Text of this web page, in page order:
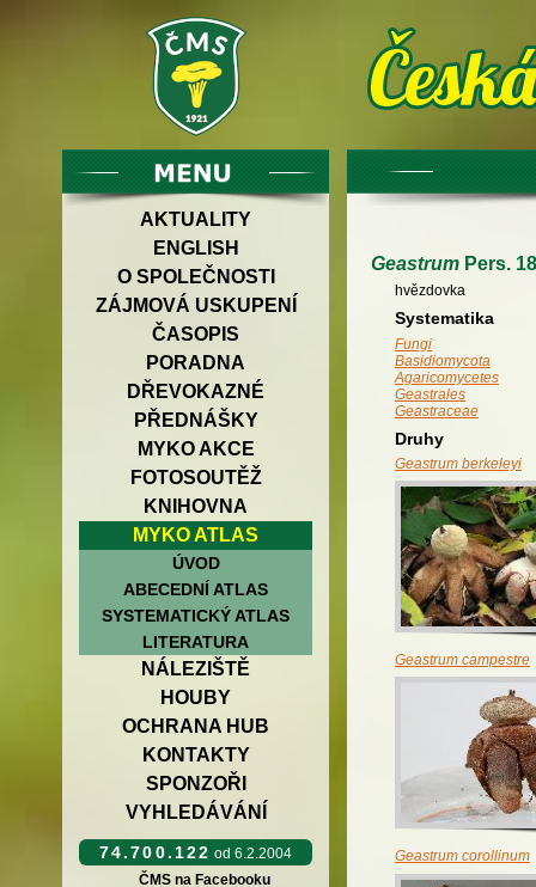
AKTUALITY
ENGLISH
O SPOLEČNOSTI
ZÁJMOVÁ USKUPENÍ
ČASOPIS
PORADNA
DŘEVOKAZNÉ
PŘEDNÁŠKY
MYKO AKCE
FOTOSOUTĚŽ
KNIHOVNA
MYKO ATLAS
ÚVOD
ABECEDNÍ ATLAS
SYSTEMATICKÝ ATLAS
LITERATURA
NÁLEZIŠTĚ
HOUBY
OCHRANA HUB
KONTAKTY
SPONZOŘI
VYHLEDÁVÁNÍ
74.700.122 od 6.2.2004
ČMS na Facebooku
Geastrum Pers.
hvězdovka
Systematika
Fungi
Basidiomycota
Agaricomycetes
Geastrales
Geastraceae
Druhy
Geastrum berkeleyi
Geastrum campestre
Geastrum corollinum